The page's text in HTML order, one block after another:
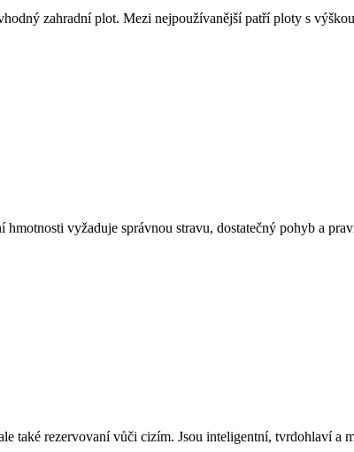
zahradní plot. Mezi nejpoužívanější patří ploty s
vyžaduje správnou stravu, dostatečný pohyb a
také rezervovaní vůči cizím. Jsou inteligentní, tvrdohlaví